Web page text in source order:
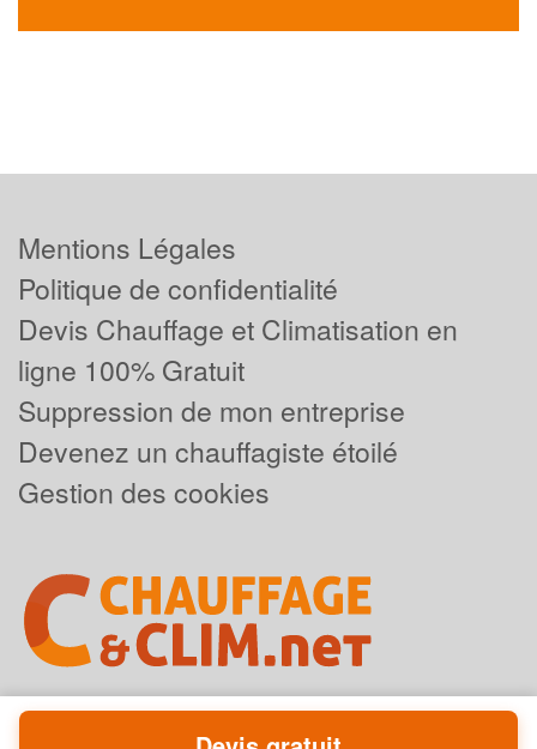
Mentions Légales
Politique de confidentialité
Devis Chauffage et Climatisation en
ligne 100% Gratuit
Suppression de mon entreprise
Devenez un chauffagiste étoilé
Gestion des cookies